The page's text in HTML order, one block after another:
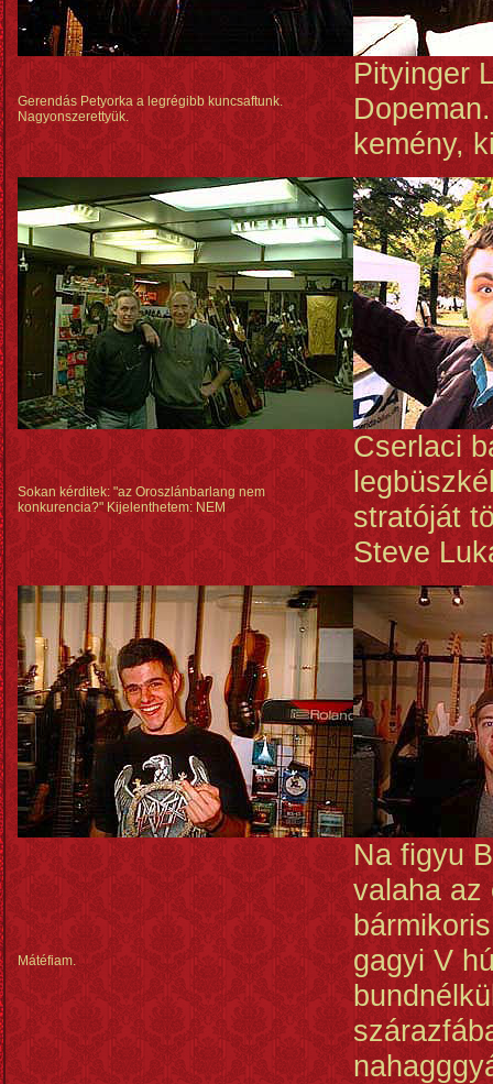
Gerendás Petyorka a legrégibb kuncsaftunk.
Nagyonszerettyük.
Pityinger
kemény,
Sokan kérditek: "az Oroszlánbarlang nem
konkurencia?" Kijelenthetem: NEM
Cserlaci
stratóját
Steve
Mátéfiam.
Na figyu
valaha az
gagyi V